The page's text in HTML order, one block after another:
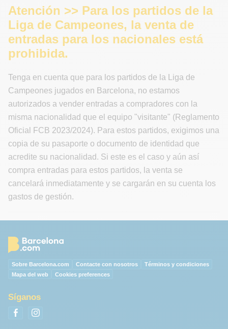
Atención >> Para los partidos de la
Liga de Campeones, la venta de
entradas para los nacionales está
prohibida.
Tenga en cuenta que para los partidos de la Liga de
Campeones jugados en Barcelona, no estamos
autorizados a vender entradas a compradores con la
misma nacionalidad que el equipo "visitante" (Reglamento
Oficial FCB 2023/2024). Para estos partidos, exigimos una
copia de su pasaporte o documento de identidad que
acredite su nacionalidad. Si este es el caso y aún así
compra entradas para estos partidos, la venta se
cancelará inmediatamente y se cargarán en su cuenta los
gastos de gestión.
Sobre Barcelona.com Contacte con nosotros
Términos y condiciones
Mapa del web
Cookies preferences
Síganos